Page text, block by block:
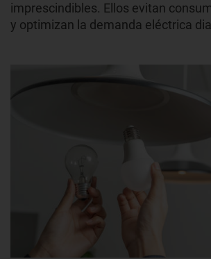
imprescindibles. Ellos evitan
y optimizan la demanda eléctrica